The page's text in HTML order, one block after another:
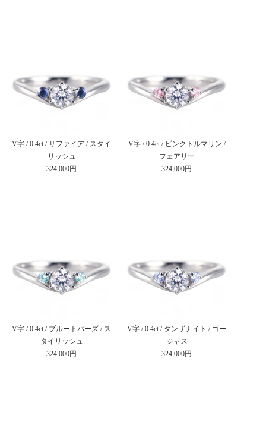
V字 / 0.4ct / サファイア / スタイ
リッシュ
324,000円
V字 / 0.4ct / ピンクトルマリン /
フェアリー
324,000円
V字 / 0.4ct / ブルートパーズ / ス
タイリッシュ
324,000円
V字 / 0.4ct / タンザナイト / ゴー
ジャス
324,000円